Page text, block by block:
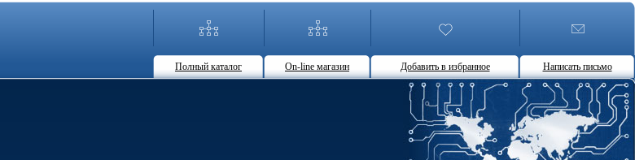
Полный каталог On-line магазин Добавить в избранное Написать письмо